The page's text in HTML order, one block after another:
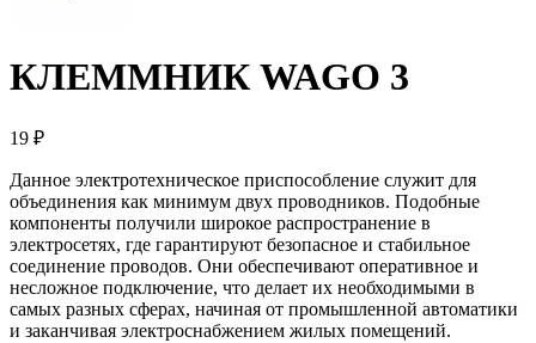
КЛЕММНИК WAGO 3
19 ₽
Данное электротехническое приспособление служит для
объединения как минимум двух проводников. Подобные
компоненты получили широкое распространение в
электросетях, где гарантируют безопасное и стабильное
соединение проводов. Они обеспечивают оперативное и
несложное подключение, что делает их необходимыми в
самых разных сферах, начиная от промышленной автоматики
и заканчивая электроснабжением жилых помещений.